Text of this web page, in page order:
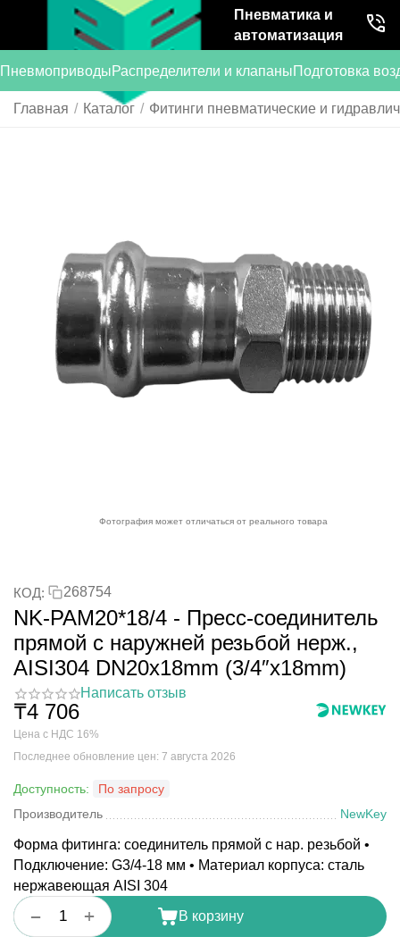
Пневматика и
автоматизация
ПневмоприводыРаспределители и клапаныПодготовка
Главная / Каталог / Фитинги пневматические и
Фотография может отличаться от реального товара
КОД: 268754
NK-PAM20*18/4 - Пресс-соединитель
прямой с наружней резьбой нерж.,
AISI304 DN20x18mm (3/4″x18mm)
Написать отзыв
₸4 706
Цена с НДС 16%
Последнее обновление цен: 7 августа 2026
Доступность:
По запросу
Производитель
NewKey
Форма фитинга: соединитель прямой с нар. резьбой •
Подключение: G3/4-18 мм • Материал корпуса: сталь
нержавеющая AISI 304
+
−
В корзину